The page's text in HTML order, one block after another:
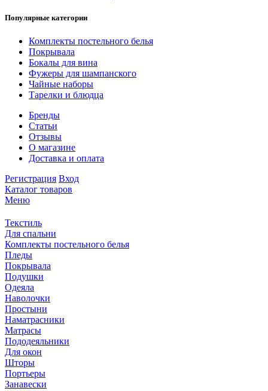
Популярные категории
Комплекты постельного белья
Покрывала
Бокалы для вина
Фужеры для шампанского
Чайные наборы
Тарелки и блюдца
Бренды
Статьи
Отзывы
О магазине
Доставка и оплата
Регистрация Вход
Каталог товаров
Меню
Текстиль
Для спальни
Комплекты постельного белья
Пледы
Покрывала
Подушки
Одеяла
Наволочки
Простыни
Наматрасники
Матрасы
Пододеяльники
Для окон
Шторы
Портьеры
Занавески